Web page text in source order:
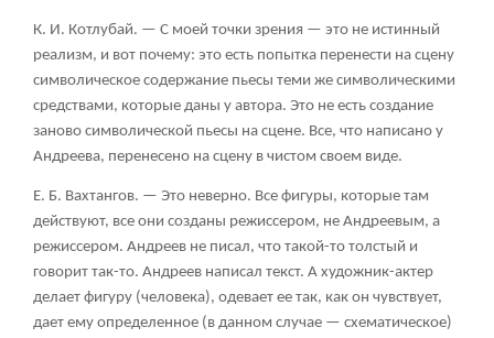
К. И. Котлубай. — С моей точки зрения — это не истинный
реализм, и вот почему: это есть попытка перенести на сцену
символическое содержание пьесы теми же символическими
средствами, которые даны у автора. Это не есть создание
заново символической пьесы на сцене. Все, что написано у
Андреева, перенесено на сцену в чистом своем виде.
Е. Б. Вахтангов. — Это неверно. Все фигуры, которые там
действуют, все они созданы режиссером, не Андреевым, а
режиссером. Андреев не писал, что такой-то толстый и
говорит так-то. Андреев написал текст. А художник-актер
делает фигуру (человека), одевает ее так, как он чувствует,
дает ему определенное (в данном случае — схематическое)